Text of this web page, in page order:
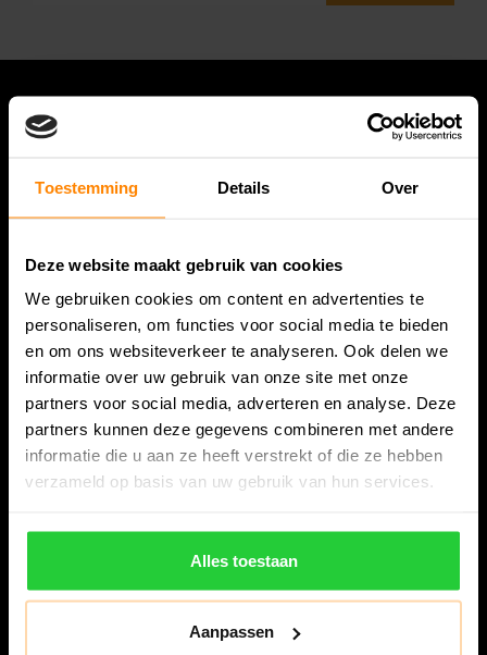
Toestemming Details Over
Deze website maakt gebruik van cookies
We gebruiken cookies om content en advertenties te
personaliseren, om functies voor social media te bieden
en om ons websiteverkeer te analyseren. Ook delen we
informatie over uw gebruik van onze site met onze
partners voor social media, adverteren en analyse. Deze
partners kunnen deze gegevens combineren met andere
informatie die u aan ze heeft verstrekt of die ze hebben
verzameld op basis van uw gebruik van hun services.
Alles toestaan
Aanpassen
Bespanracket.nl is dé racketspecialist van Lelystad en
omstreken.
Snijdersstraat 6
8224 AA Lelystad
Nederland
06-57276080
info@bespanracket.nl